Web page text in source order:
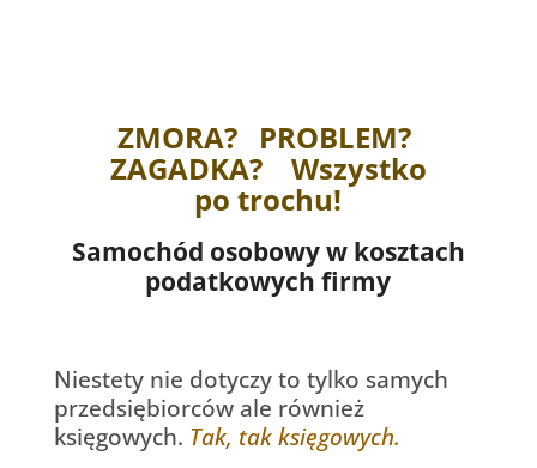
ZMORA? PROBLEM?
ZAGADKA? Wszystko
po trochu!
Samochód osobowy w kosztach
podatkowych firmy
Niestety nie dotyczy to tylko samych
przedsiębiorcówale również
księgowych. Tak, tak księgowych.